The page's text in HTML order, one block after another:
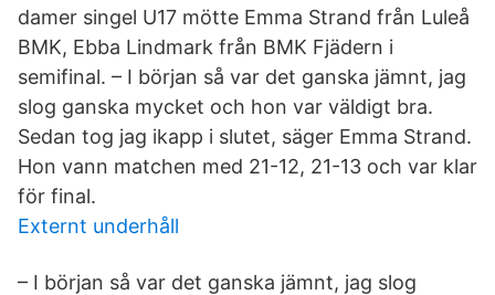
damer singel U17 mötte Emma Strand från Luleå
BMK, Ebba Lindmark från BMK Fjädern i
semifinal. – I början så var det ganska jämnt, jag
slog ganska mycket och hon var väldigt bra.
Sedan tog jag ikapp i slutet, säger Emma Strand.
Hon vann matchen med 21-12, 21-13 och var klar
för final.
Externt underhåll
– I början så var det ganska jämnt, jag slog